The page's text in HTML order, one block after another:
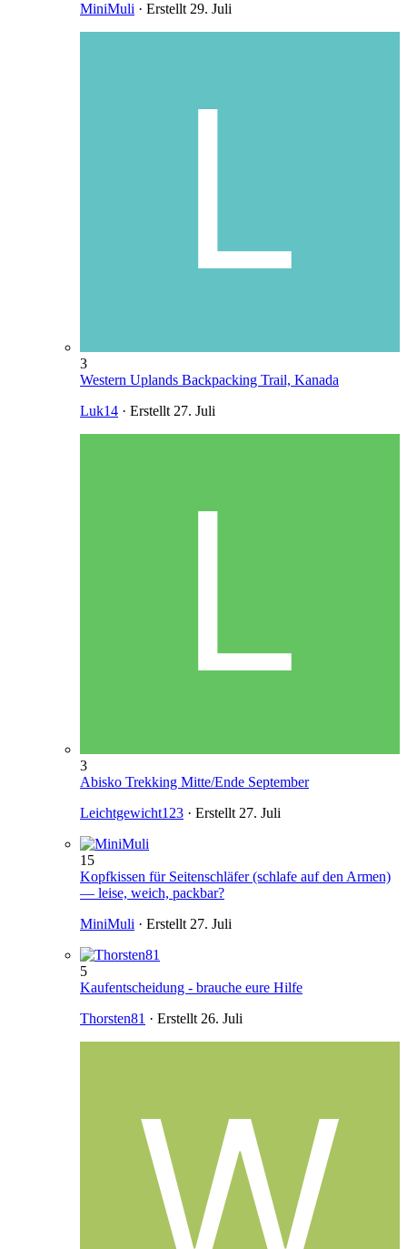
MiniMuli · Erstellt 29. Juli
3
Western Uplands Backpacking Trail, Kanada
Luk14 · Erstellt 27. Juli
3
Abisko Trekking Mitte/Ende September
Leichtgewicht123 · Erstellt 27. Juli
15
Kopfkissen für Seitenschläfer (schlafe auf den Armen)
— leise, weich, packbar?
MiniMuli · Erstellt 27. Juli
5
Kaufentscheidung - brauche eure Hilfe
Thorsten81 · Erstellt 26. Juli